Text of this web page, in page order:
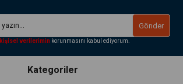
Gönder
kişisel verilerimin korunmasını kabul ediyorum.
Kategoriler